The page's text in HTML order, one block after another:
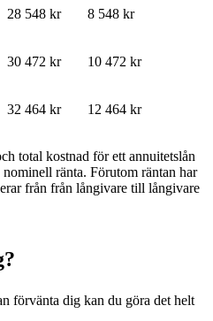
28 548 kr 8 548 kr
30 472 kr 10 472 kr
32 464 kr 12 464 kr
total kostnad för ett annuitetslån
ränta. Förutom räntan har
från från långivare till långivare
?
förvänta dig kan du göra det helt